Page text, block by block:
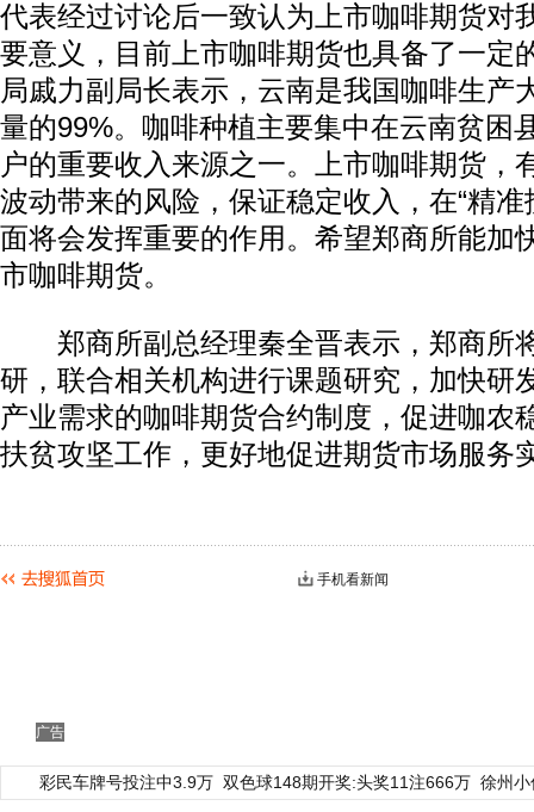
代表经过讨论后一致认为上市咖啡期货对
要意义，目前上市咖啡期货也具备了一定
局戚力副局长表示，云南是我国咖啡生产
量的99%。咖啡种植主要集中在云南贫困
户的重要收入来源之一。上市咖啡期货，
波动带来的风险，保证稳定收入，在“精准
面将会发挥重要的作用。希望郑商所能加
市咖啡期货。
郑商所副总经理秦全晋表示，郑商所
研，联合相关机构进行课题研究，加快研
产业需求的咖啡期货合约制度，促进咖农
扶贫攻坚工作，更好地促进期货市场服务
手机看新闻
广告
彩民车牌号投注中3.9万 双色球148期开奖:头奖11注666万 徐州